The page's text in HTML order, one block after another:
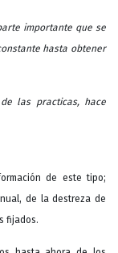
importante que se
hasta obtener
las practicas, hace
de este tipo;
de la destreza de
fijados.